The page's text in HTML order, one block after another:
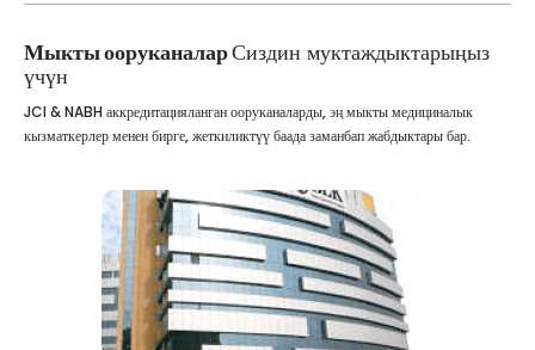
Мыкты ооруканаларСиздин муктаждыктарыңыз
үчүн
JCI & NABH аккредитацияланган ооруканаларды, эң мыкты медициналык
кызматкерлер менен бирге, жеткиликтүү баада заманбап жабдыктары бар.